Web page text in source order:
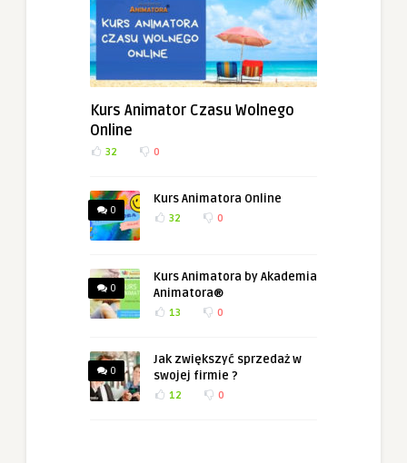
Kurs Animator Czasu Wolnego
Online
32 0
0
Kurs Animatora Online
32 0
0
Kurs Animatora by Akademia
Animatora®
13 0
0
Jak zwiększyć sprzedaż w
swojej firmie ?
12 0